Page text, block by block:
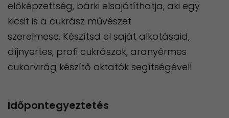
előképzettség, bárki elsajátíthatja, aki egy
kicsit is a cukrász művészet
szerelmese. Készítsd el saját alkotásaid,
díjnyertes, profi cukrászok, aranyérmes
cukorvirág készítő oktatók segítségével!
Időpontegyeztetés